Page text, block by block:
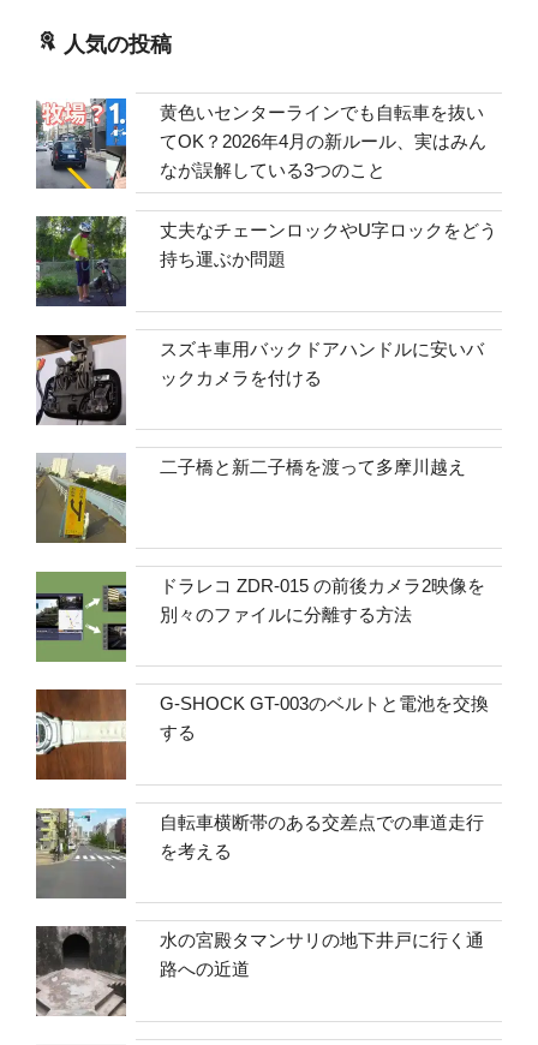
人気の投稿
黄色いセンターラインでも自転車を抜い
てOK？2026年4月の新ルール、実はみん
なが誤解している3つのこと
丈夫なチェーンロックやU字ロックをどう
持ち運ぶか問題
スズキ車用バックドアハンドルに安いバ
ックカメラを付ける
二子橋と新二子橋を渡って多摩川越え
ドラレコ ZDR-015 の前後カメラ2映像を
別々のファイルに分離する方法
G-SHOCK GT-003のベルトと電池を交換
する
自転車横断帯のある交差点での車道走行
を考える
水の宮殿タマンサリの地下井戸に行く通
路への近道